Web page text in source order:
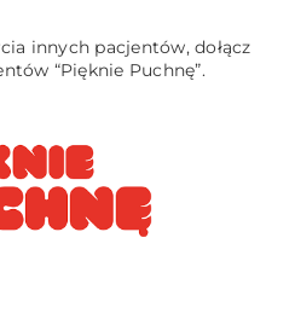
innych pacjentów, dołącz
“Pięknie Puchnę”.